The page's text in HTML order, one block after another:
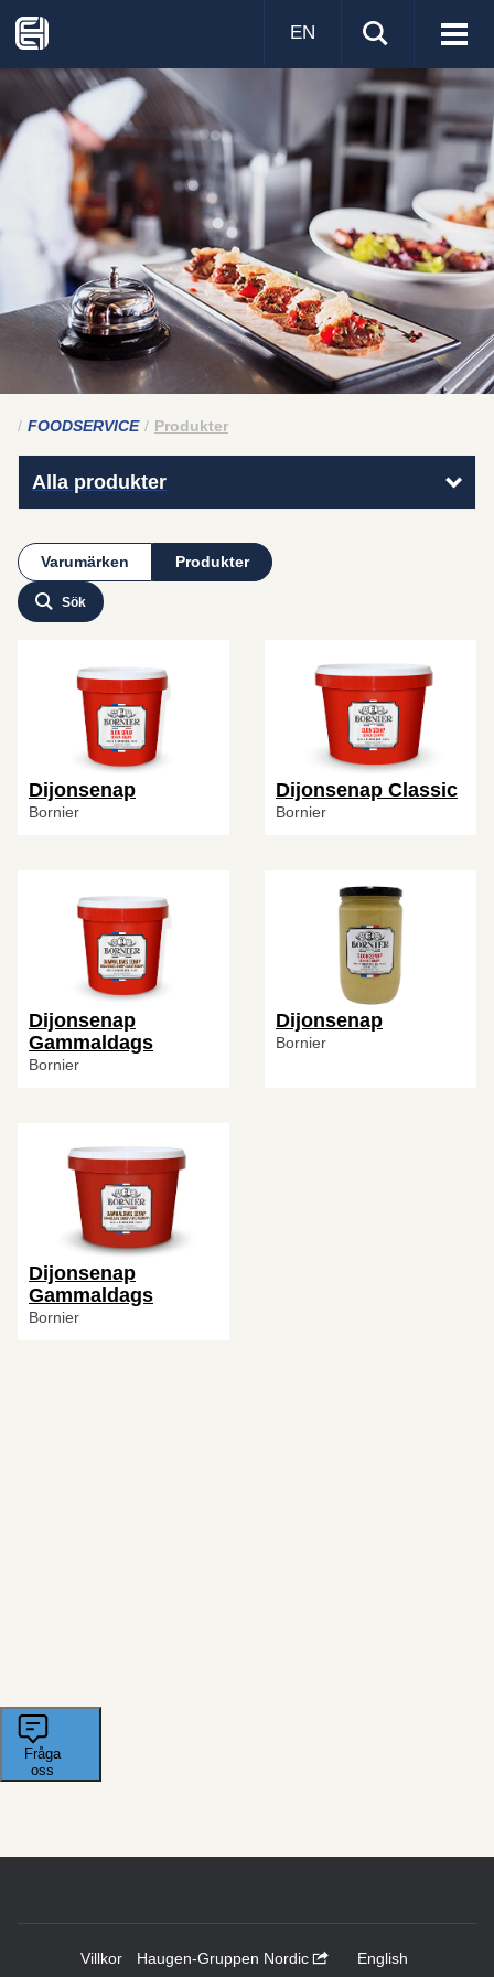
Visa
EN
FOODSERVICE Produkter
Alla produkter
Varumärken Produkter
Sök
Dijonsenap
Bornier
Dijonsenap Classic
Bornier
Dijonsenap
Gammaldags
Bornier
Dijonsenap
Bornier
Dijonsenap
Gammaldags
Bornier
Villkor Haugen-Gruppen Nordic English